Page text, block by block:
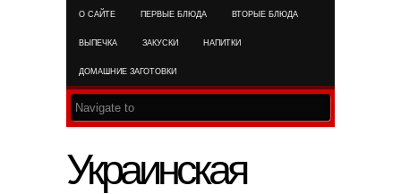
О САЙТЕ ПЕРВЫЕ БЛЮДА ВТОРЫЕ БЛЮДА
ВЫПЕЧКА ЗАКУСКИ НАПИТКИ
ДОМАШНИЕ ЗАГОТОВКИ
Украинская